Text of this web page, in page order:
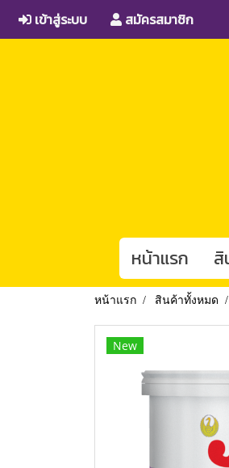
เข้าสู่ระบบ สมัครสมาชิก
หน้าแรก สิ
หน้าแรก สินค้าทั้งหมด
New